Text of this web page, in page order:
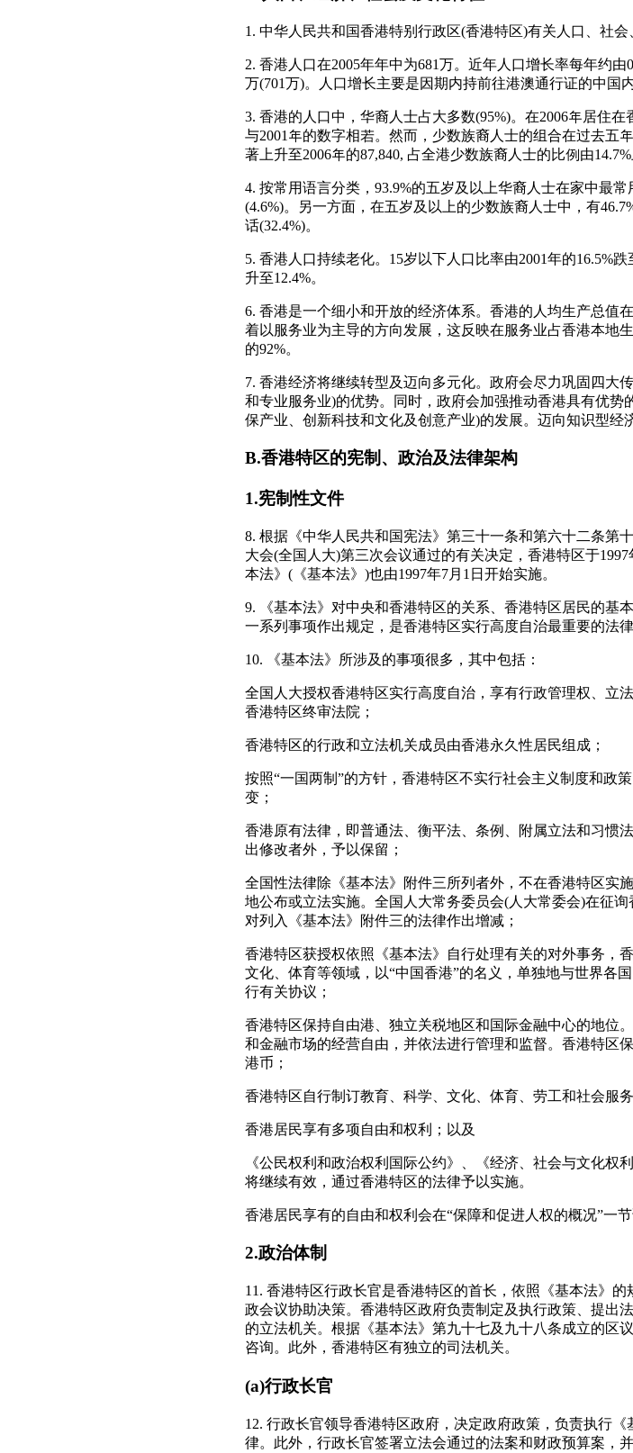
1. 中华人民共和国香港特别行政区(香港特区)有关人口、社
2. 香港人口在2005年年中为681万。近年人口增长率每年约
万(701万)。人口增长主要是因期内持前往港澳通行证的中国
3. 香港的人口中，华裔人士占大多数(95%)。在2006年居住在
与2001年的数字相若。然而，少数族裔人士的组合在过去五
著上升至2006年的87,840, 占全港少数族裔人士的比例由14.7%
4. 按常用语言分类，93.9%的五岁及以上华裔人士在家中最
(4.6%)。另一方面，在五岁及以上的少数族裔人士中，有
话(32.4%)。
5. 香港人口持续老化。15岁以下人口比率由2001年的16.5%
升至12.4%。
6. 香港是一个细小和开放的经济体系。香港的人均生产总值
着以服务业为主导的方向发展，这反映在服务业占香港本地
的92%。
7. 香港经济将继续转型及迈向多元化。政府会尽力巩固四大
和专业服务业)的优势。同时，政府会加强推动香港具有优
保产业、创新科技和文化及创意产业)的发展。迈向知识型经
B.香港特区的宪制、政治及法律架构
1.宪制性文件
8. 根据《中华人民共和国宪法》第三十一条和第六十二条第
大会(全国人大)第三次会议通过的有关决定，香港特区于
本法》(《基本法》)也由1997年7月1日开始实施。
9. 《基本法》对中央和香港特区的关系、香港特区居民的基
一系列事项作出规定，是香港特区实行高度自治最重要的法律
10. 《基本法》所涉及的事项很多，其中包括：
全国人大授权香港特区实行高度自治，享有行政管理权、立
香港特区终审法院；
香港特区的行政和立法机关成员由香港永久性居民组成；
按照“一国两制”的方针，香港特区不实行社会主义制度和政
变；
香港原有法律，即普通法、衡平法、条例、附属立法和习惯
出修改者外，予以保留；
全国性法律除《基本法》附件三所列者外，不在香港特区实
地公布或立法实施。全国人大常务委员会(人大常委会)在征
对列入《基本法》附件三的法律作出增减；
香港特区获授权依照《基本法》自行处理有关的对外事务，
文化、体育等领域，以“中国香港”的名义，单独地与世界各
行有关协议；
香港特区保持自由港、独立关税地区和国际金融中心的地位
和金融市场的经营自由，并依法进行管理和监督。香港特区
港币；
香港特区自行制订教育、科学、文化、体育、劳工和社会服
香港居民享有多项自由和权利；以及
《公民权利和政治权利国际公约》、《经济、社会与文化
将继续有效，通过香港特区的法律予以实施。
香港居民享有的自由和权利会在“保障和促进人权的概况”一节
2.政治体制
11. 香港特区行政长官是香港特区的首长，依照《基本法》
政会议协助决策。香港特区政府负责制定及执行政策、提出
的立法机关。根据《基本法》第九十七及九十八条成立的区
咨询。此外，香港特区有独立的司法机关。
(a)行政长官
12. 行政长官领导香港特区政府，决定政府政策，负责执行
律。此外，行政长官签署立法会通过的法案和财政预算案，